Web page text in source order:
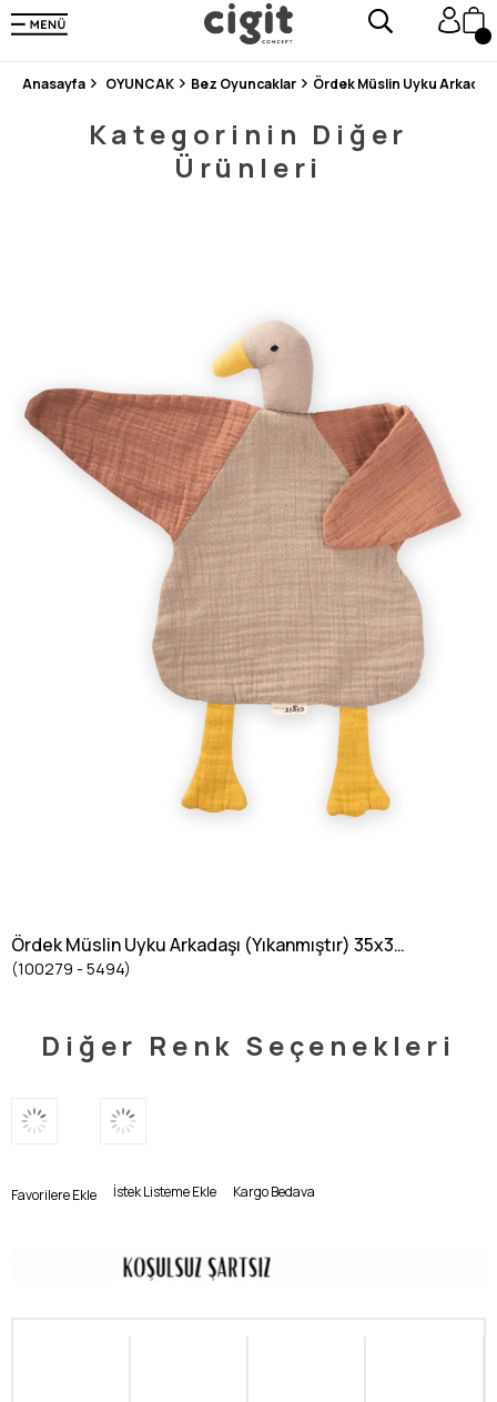
250.000'DEN FAZLA DEĞERLENDİRMEDE 5 ÜZERİNDEN 4.8 PUAN ALDI ⭐⭐⭐⭐⭐
3 MİLYONDAN FAZLA MUTLU MÜŞTERİ ❤️ 10 MİLYON ÜRÜN
Anasayfa OYUNCAK Bez Oyuncaklar Ördek Müslin Uyku
Kategorinin Diğer
Ürünleri
Ördek Müslin Uyku Arkadaşı (Yıkanmıştır) 35x35
cm Kahve Vizon
(100279 - 5494)
Diğer Renk Seçenekleri
Favorilere Ekle İstek Listeme Ekle Kargo Bedava